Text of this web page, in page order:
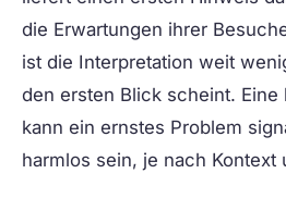
die Erwartungen ihrer
ist die Interpretation weit
den ersten Blick scheint. Eine
kann ein ernstes Problem
harmlos sein, je nach Kontext